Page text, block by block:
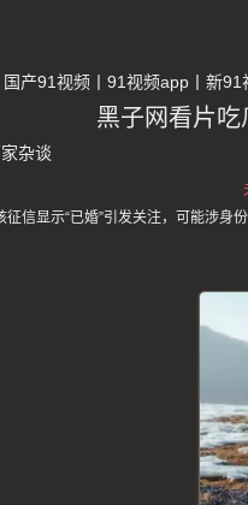
国产91视频 91视频app 新91
黑子网看片
杂谈
征信显示“已婚”引发关注，可能涉身